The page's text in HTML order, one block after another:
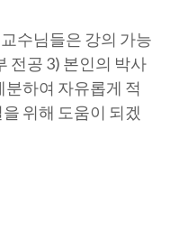
수님들은 강의 가능
전공 3) 본인의 박사
하여 자유롭게 적
위해 도움이 되겠